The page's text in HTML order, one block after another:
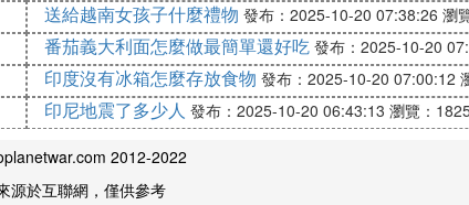
手續怎麼樣、
簽
送給越南女孩子什麼禮物 發布：2025-10-20 07:38:26 瀏
番茄義大利面怎麼做最簡單還好吃 發布：2025-10-20
印度沒有冰箱怎麼存放食物 發布：2025-10-20 07:00:12
印尼地震了多少人 發布：2025-10-20 06:43:13 瀏覽：
2012-2022
源於互聯網，僅供參考